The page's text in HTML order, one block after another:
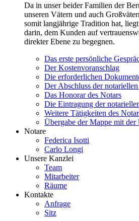
Da in unser beider Familien der
unseren Vätern und auch
somit langjährige Tradition hat,
darin, dem Kunden auf
direkter Ebene zu begegnen.
Das erste persönliche
Der Kostenvoranschlag
Die erforderlichen
Der Abschluss der
Das Honorar des Notars
Die Eintragung der
Weitere Tätigkeiten des
Übergabe der Mappe mit der
Notare
Federica Isotti
Carlo Longi
Unsere Kanzlei
Team
Mitarbeiter
Räume
Kontakte
Anfrage
Sitz